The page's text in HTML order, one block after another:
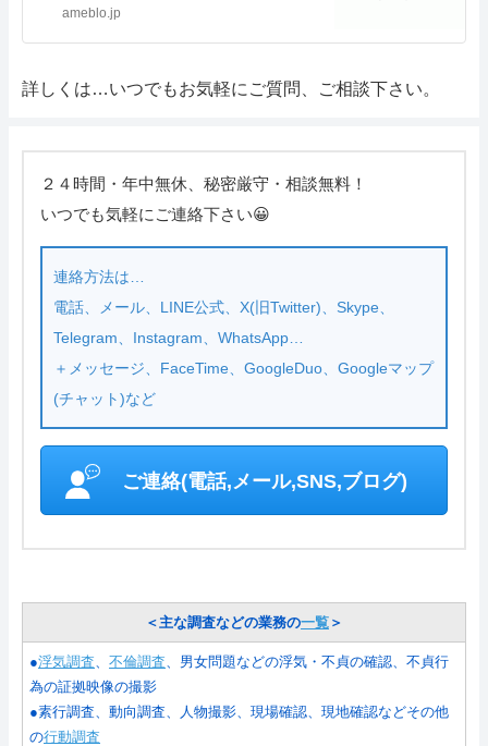
ameblo.jp
詳しくは…いつでもお気軽にご質問、ご相談下さい。
２４時間・年中無休、秘密厳守・相談無料！
いつでも気軽にご連絡下さい😀
連絡方法は…
電話、メール、LINE公式、X(旧Twitter)、Skype、
Telegram、Instagram、WhatsApp…
＋メッセージ、FaceTime、GoogleDuo、Googleマップ
(チャット)など
ご連絡(電話,メール,SNS,ブログ)
＜主な調査などの業務の一覧 ＞
●浮気調査 不倫調査 、男女問題などの浮気・不貞の確認、不貞行
為の証拠映像の撮影
●素行調査、動向調査、人物撮影、現場確認、現地確認などその他
の行動調査